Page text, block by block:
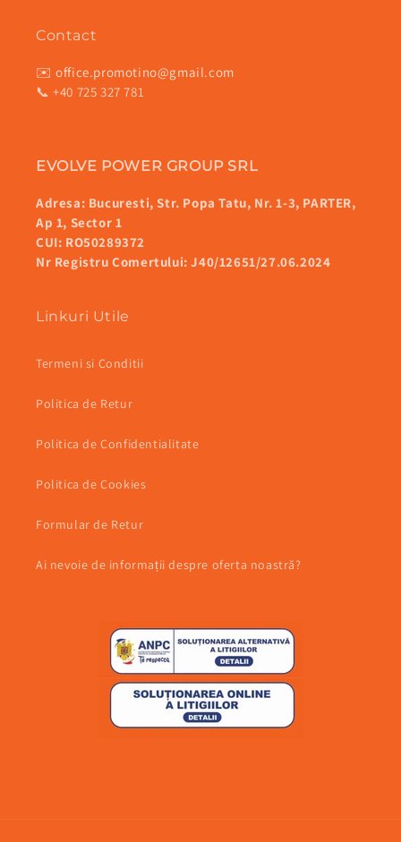
Contact
✉️office.promotino@gmail.com
📞 +40 725 327 781
EVOLVE POWER GROUP SRL
Adresa: Bucuresti, Str. Popa Tatu, Nr. 1-3, PARTER,
Ap 1, Sector 1
CUI: RO50289372
Nr Registru Comertului: J40/12651/27.06.2024
Linkuri Utile
Termeni si Conditii
Politica de Retur
Politica de Confidentialitate
Politica de Cookies
Formular de Retur
Ai nevoie de informații despre oferta noastră?